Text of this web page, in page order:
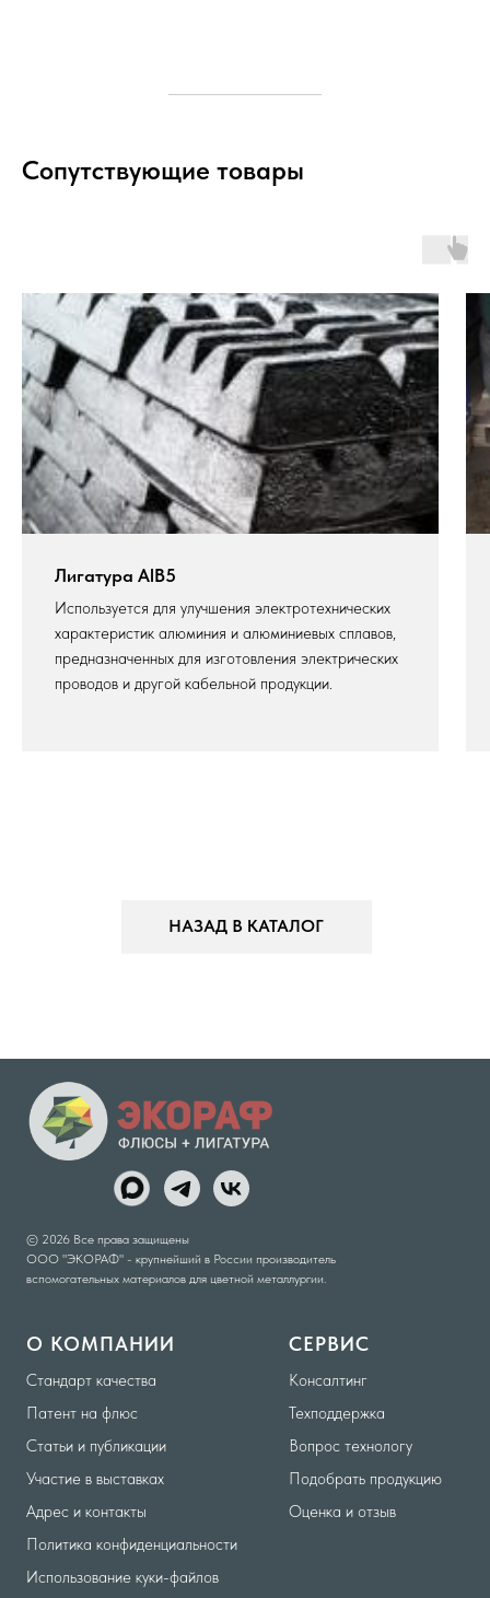
Сопутствующие товары
Лигатура AlB5
Используется для улучшения электротехнических
характеристик алюминия и алюминиевых сплавов,
предназначенных для изготовления электрических
проводов и другой кабельной продукции.
НАЗАД В КАТАЛОГ
О КОМПАНИИ
Стандарт качества
Патент на флюс
Статьи и публикации
Участие в выставках
Адрес и контакты
Политика конфиденциальности
Использование куки-файлов
СЕРВИС
Консалтинг
Техподдержка
Вопрос технологу
Подобрать продукцию
Оценка и отзыв
© 2026 Все права защищены
ООО "ЭКОРАФ" - крупнейший в России производитель
вспомогательных материалов для цветной металлургии.